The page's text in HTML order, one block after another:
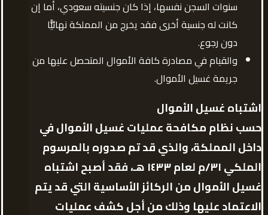
سنوات السجن نفسها، إذا كان جنسيته سعودي، أما إن
كانت له جنسية أخرى فقد يخرج من المملكة نهائيًّا
دون رجوع.
والقيام في مصادرة كافة الأموال المتحصل عليها من
جريمة غسيل الأموال.
اشتباه غسيل الأموال
حسبنظام مكافحة عمليات غسيل الأموال في
داخل المملكة، والذي قد تم صدوره بالمرسوم
الملكي ٣١/م لعام ١٤٣٣ هـ، فقد أصبح اشتباه
غسيل الأموال من الركائز الأساسية التي قد يتم
الاعتماد عليها وذلك من أجل كشف عمليات